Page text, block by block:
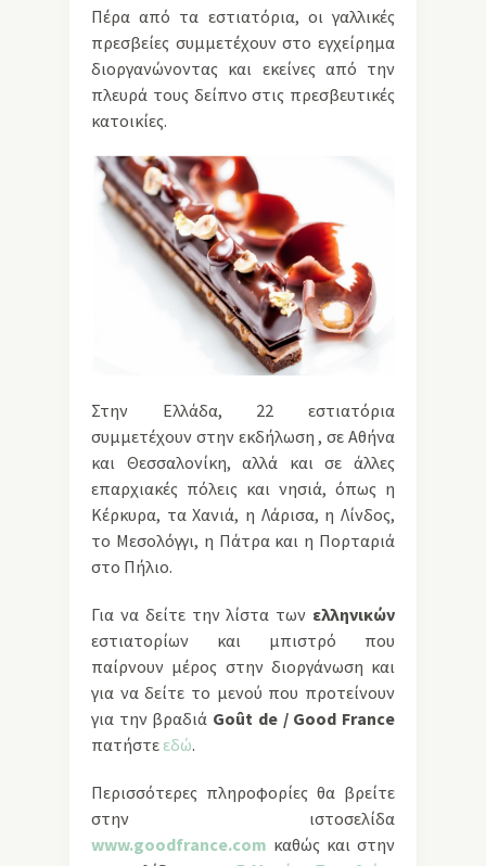
Πέρα από τα εστιατόρια, οι γαλλικές
πρεσβείες συμμετέχουν στο εγχείρημα
διοργανώνοντας και εκείνες από την
πλευρά τους δείπνο στις πρεσβευτικές
κατοικίες.
Στην Ελλάδα, 22 εστιατόρια
συμμετέχουν στην εκδήλωση , σε Αθήνα
και Θεσσαλονίκη, αλλά και σε άλλες
επαρχιακές πόλεις και νησιά, όπως η
Κέρκυρα, τα Χανιά, η Λάρισα, η Λίνδος,
το Μεσολόγγι, η Πάτρα και η Πορταριά
στο Πήλιο.
Για να δείτε την λίστα των ελληνικών
εστιατορίων και μπιστρό που
παίρνουν μέρος στην διοργάνωση και
για να δείτε το μενού που προτείνουν
για την βραδιά Goût de / Good France
πατήστε εδώ.
Περισσότερες πληροφορίες θα βρείτε
στην ιστοσελίδα
www.goodfrance.com καθώς και στην